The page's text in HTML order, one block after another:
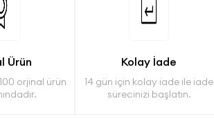
Ürün
orjinal ürün
Kolay İade
14 gün için kolay iade ile iade
sürecinizi başlatın.